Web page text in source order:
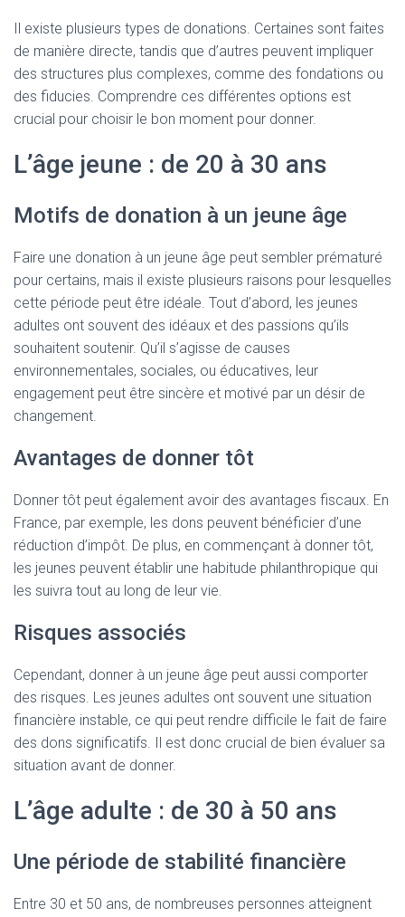
Il existe plusieurs types de donations. Certaines sont faites
de manière directe, tandis que d’autres peuvent impliquer
des structures plus complexes, comme des fondations ou
des fiducies. Comprendre ces différentes options est
crucial pour choisir le bon moment pour donner.
L’âge jeune : de 20 à 30 ans
Motifs de donation à un jeune âge
Faire une donation à un jeune âge peut sembler prématuré
pour certains, mais il existe plusieurs raisons pour lesquelles
cette période peut être idéale. Tout d’abord, les jeunes
adultes ont souvent des idéaux et des passions qu’ils
souhaitent soutenir. Qu’il s’agisse de causes
environnementales, sociales, ou éducatives, leur
engagement peut être sincère et motivé par un désir de
changement.
Avantages de donner tôt
Donner tôt peut également avoir des avantages fiscaux. En
France, par exemple, les dons peuvent bénéficier d’une
réduction d’impôt. De plus, en commençant à donner tôt,
les jeunes peuvent établir une habitude philanthropique qui
les suivra tout au long de leur vie.
Risques associés
Cependant, donner à un jeune âge peut aussi comporter
des risques. Les jeunes adultes ont souvent une situation
financière instable, ce qui peut rendre difficile le fait de faire
des dons significatifs. Il est donc crucial de bien évaluer sa
situation avant de donner.
L’âge adulte : de 30 à 50 ans
Une période de stabilité financière
Entre 30 et 50 ans, de nombreuses personnes atteignent